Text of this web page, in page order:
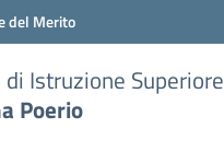
del Merito
Istruzione Superiore
Poerio